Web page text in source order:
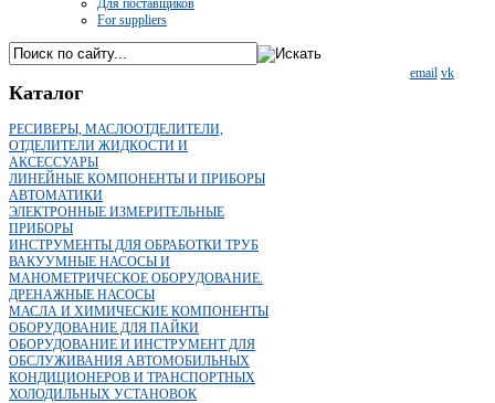
Для поставщиков
For suppliers
email vk
Каталог
РЕСИВЕРЫ, МАСЛООТДЕЛИТЕЛИ,
ОТДЕЛИТЕЛИ ЖИДКОСТИ И
АКСЕССУАРЫ
ЛИНЕЙНЫЕ КОМПОНЕНТЫ И ПРИБОРЫ
АВТОМАТИКИ
ЭЛЕКТРОННЫЕ ИЗМЕРИТЕЛЬНЫЕ
ПРИБОРЫ
ИНСТРУМЕНТЫ ДЛЯ ОБРАБОТКИ ТРУБ
ВАКУУМНЫЕ НАСОСЫ И
МАНОМЕТРИЧЕСКОЕ ОБОРУДОВАНИЕ.
ДРЕНАЖНЫЕ НАСОСЫ
МАСЛА И ХИМИЧЕСКИЕ КОМПОНЕНТЫ
ОБОРУДОВАНИЕ ДЛЯ ПАЙКИ
ОБОРУДОВАНИЕ И ИНСТРУМЕНТ ДЛЯ
ОБСЛУЖИВАНИЯ АВТОМОБИЛЬНЫХ
КОНДИЦИОНЕРОВ И ТРАНСПОРТНЫХ
ХОЛОДИЛЬНЫХ УСТАНОВОК